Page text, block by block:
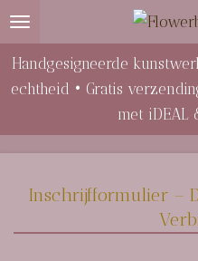
Ga
direct
naar
de
Handgesigneerde
echtheid • Gratis
met iDEAL
Inschrijfformulier –